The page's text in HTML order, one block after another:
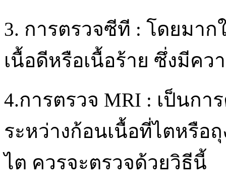
3. การตรวจซีที : โดยมา
เนื้อดีหรือเนื้อร้าย ซึ่งมีค
4.การตรวจ MRI : เป็นก
ระหว่างก้อนเนื้อที่ไตหรือ
ไต ควรจะตรวจด้วยวิธีนี้